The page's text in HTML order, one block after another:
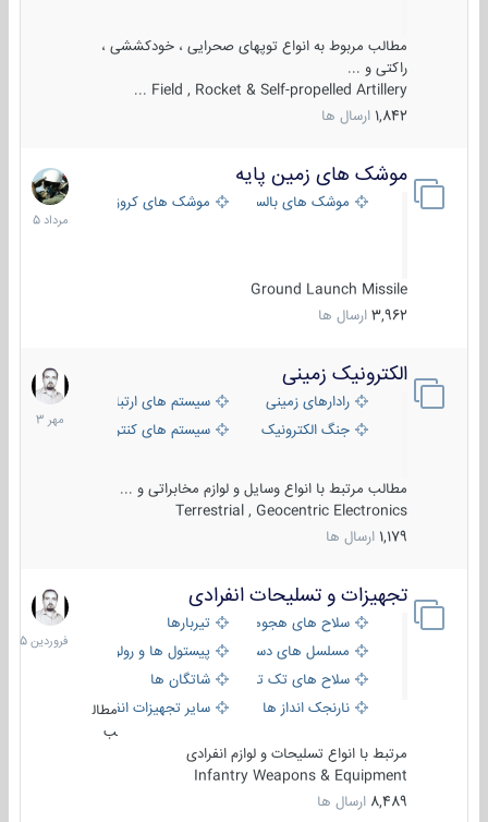
مطالب مربوط به انواع توپهای صحرایی ، خودکششی ،
راکتی و ...
Field , Rocket & Self-propelled Artillery ...
1,842 ارسال ها
موشک های زمین پایه
موشک های بالستیک موشک های کروز
Ground Launch Missile
3,962 ارسال ها
2
مرداد
1405
الکترونیک زمینی
رادارهای زمینی
سیستم های ارتباطی و جمع آوری
جنگ الکترونیک
سیستم های کنترل آتش و تجهیزات
مطالب مرتبط با انواع وسایل و لوازم مخابراتی و ...
Terrestrial , Geocentric Electronics
1,179 ارسال ها
1
مهر
1403
تجهیزات و تسلیحات انفرادی
سلاح های هجومی
تیربارها
مسلسل های دستی
پیستول ها و رولورها
سلاح های تک تیر اندازیشاتگان ها
نارنجک انداز ها
سایر تجهیزات انفرادی
مطال
ب
مرتبط با انواع تسلیحات و لوازم انفرادی
Infantry Weapons & Equipment
8,489 ارسال ها
17
فروردین
1405